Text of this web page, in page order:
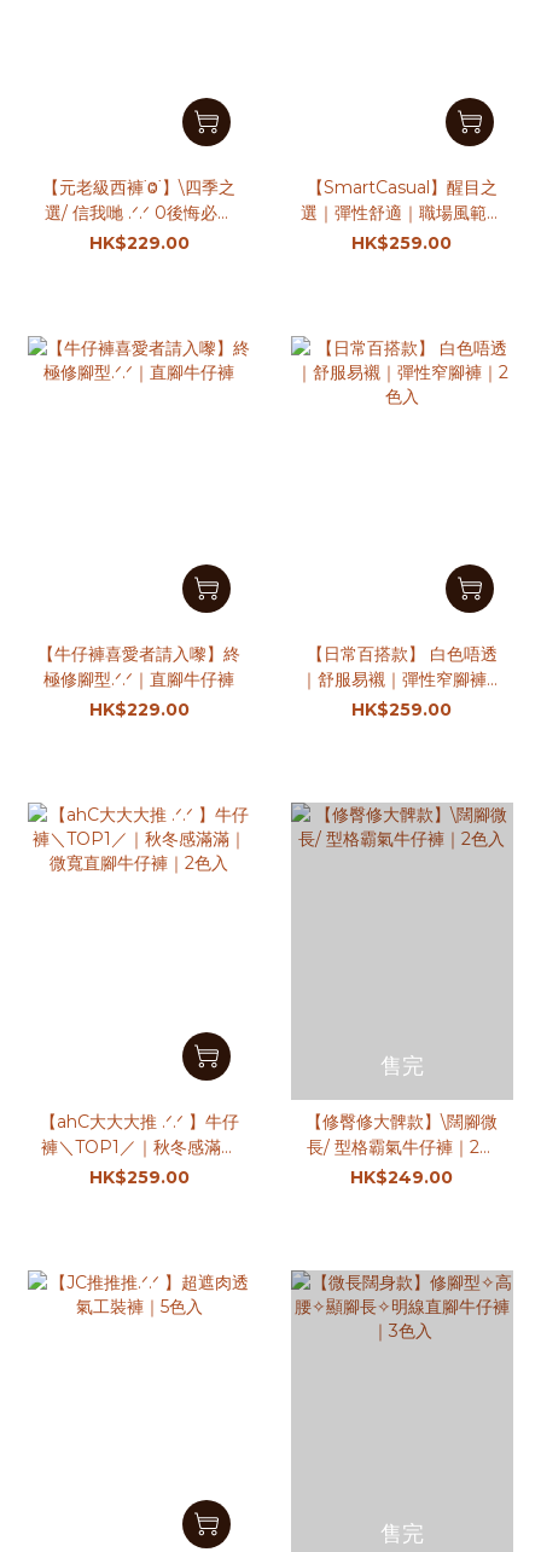
【元老級西褲˙Ⱉ˙】\四季之
選/ 信我哋 .ᐟ.ᐟ 0後悔必入
款.ᐟ.ᐟ ｜5色入
HK$229.00
【SmartCasual】醒目之
選｜彈性舒適｜職場風範煙
管褲｜3色入
HK$259.00
【牛仔褲喜愛者請入嚟】終
極修腳型‎.ᐟ.ᐟ｜直腳牛仔褲
HK$229.00
【日常百搭款】 白色唔透
｜舒服易襯｜彈性窄腳褲｜
2色入
HK$259.00
【ahC大大大推 .ᐟ.ᐟ 】牛仔
褲＼TOP1／｜秋冬感滿滿
｜微寬直腳牛仔褲｜2色入
HK$259.00
售完
【修臀修大髀款】\闊腳微
長/ 型格霸氣牛仔褲｜2色
入
HK$249.00
售完